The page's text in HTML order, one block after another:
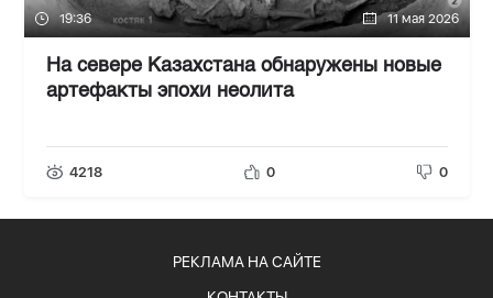
19:36 11 мая 2026
На севере Казахстана обнаружены новые
артефакты эпохи неолита
4218 0 0
РЕКЛАМА НА САЙТЕ